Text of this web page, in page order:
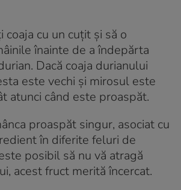
coaja cu un cuțit și să o
înainte de a îndepărta
Dacă coaja durianului
este vechi și mirosul este
atunci când este proaspăt.
proaspăt singur, asociat cu
în diferite feluri de
posibil să nu vă atragă
acest fruct merită încercat.